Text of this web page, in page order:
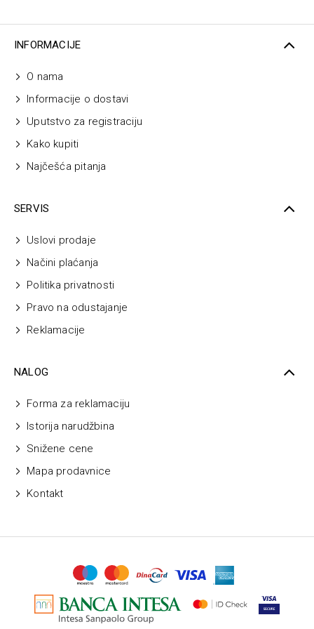
INFORMACIJE
O nama
Informacije o dostavi
Uputstvo za registraciju
Kako kupiti
Najčešća pitanja
SERVIS
Uslovi prodaje
Načini plaćanja
Politika privatnosti
Pravo na odustajanje
Reklamacije
NALOG
Forma za reklamaciju
Istorija narudžbina
Snižene cene
Mapa prodavnice
Kontakt